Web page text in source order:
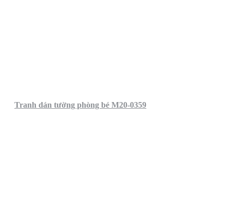
Tranh dán tường phòng bé M20-0359